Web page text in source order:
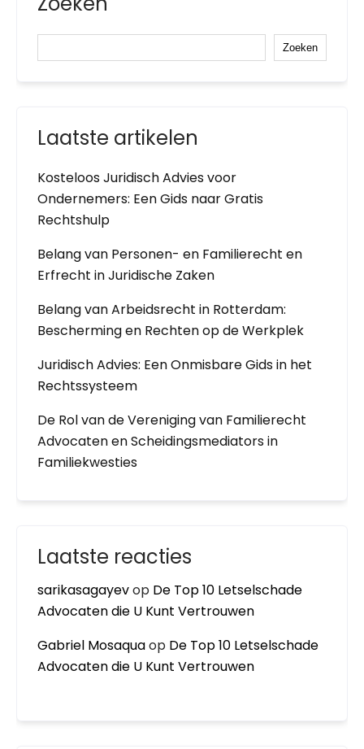
Zoeken
Laatste artikelen
Kosteloos Juridisch Advies voor
Ondernemers: Een Gids naar Gratis
Rechtshulp
Belang van Personen- en Familierecht en
Erfrecht in Juridische Zaken
Belang van Arbeidsrecht in Rotterdam:
Bescherming en Rechten op de Werkplek
Juridisch Advies: Een Onmisbare Gids in het
Rechtssysteem
De Rol van de Vereniging van Familierecht
Advocaten en Scheidingsmediators in
Familiekwesties
Laatste reacties
sarikasagayevop De Top 10 Letselschade
Advocaten die U Kunt Vertrouwen
Gabriel Mosaquaop De Top 10 Letselschade
Advocaten die U Kunt Vertrouwen